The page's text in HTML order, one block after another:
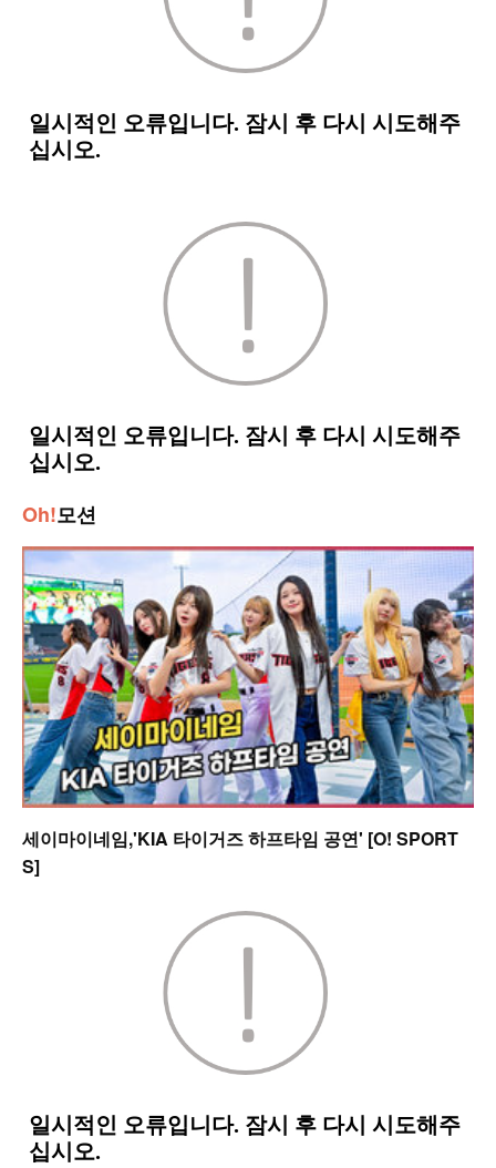
Oh!모션
세이마이네임,'KIA 타이거즈 하프타임 공연' [O! SPORT
S]